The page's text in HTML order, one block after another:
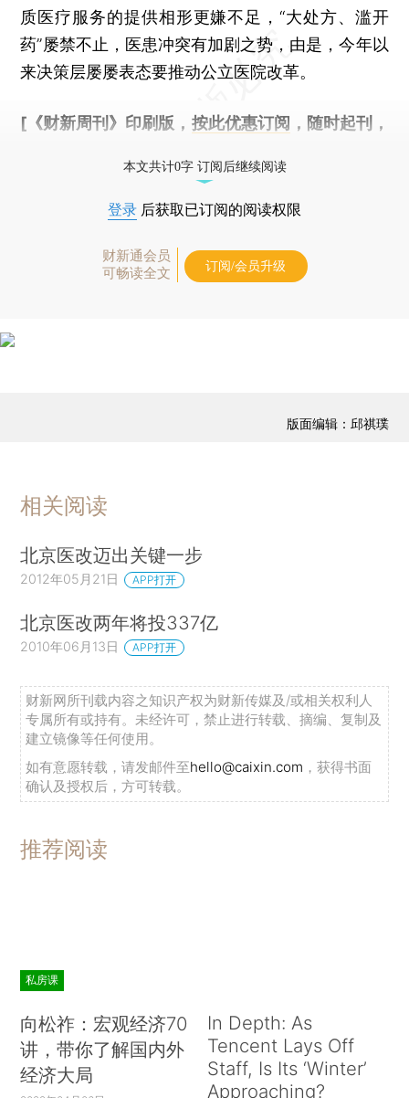
质医疗服务的提供相形更嫌不足，“大处方、滥开
药”屡禁不止，医患冲突有加剧之势，由是，今年以
来决策层屡屡表态要推动公立医院改革。
[《财新周刊》印刷版， 按此优惠订阅 ，随时起刊，
本文共计0字 订阅后继续阅读
登录 后获取已订阅的阅读权限
财新通会员
可畅读全文
订阅/会员升级
版面编辑：邱祺璞
相关阅读
北京医改迈出关键一步
2012年05月21日 APP打开
北京医改两年将投337亿
2010年06月13日 APP打开
财新网所刊载内容之知识产权为财新传媒及/或相关权利人
专属所有或持有。未经许可，禁止进行转载、摘编、复制及
建立镜像等任何使用。
如有意愿转载，请发邮件至hello@caixin.com ，获得书面
确认及授权后，方可转载。
推荐阅读
私房课
向松祚：宏观经济70
讲，带你了解国内外
经济大局
In Depth: As
Tencent Lays Off
Staff, Is Its ‘Winter’
Approaching?